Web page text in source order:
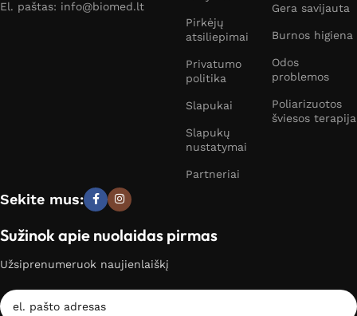
El. paštas: info@biomed.lt
Pirkėjų
atsiliepimai
Privatumo
politika
Slapukai
Slapukų
nustatymai
Partneriai
Gera savijauta
Burnos higiena
Odos
problemos
Poliarizuotos
šviesos terapija
Sekite mus:
Sužinok apie nuolaidas pirmas
Užsiprenumeruok naujienlaiškį